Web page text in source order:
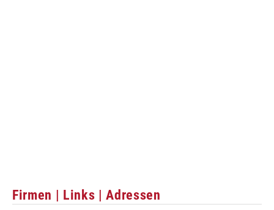
Firmen | Links | Adressen